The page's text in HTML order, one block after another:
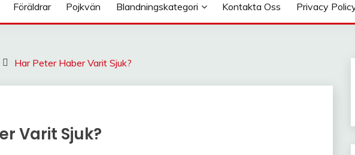
Föräldrar Pojkvän Blandningskategori Kontakta Oss Privacy
Har Peter Haber Varit Sjuk?
Varit Sjuk?